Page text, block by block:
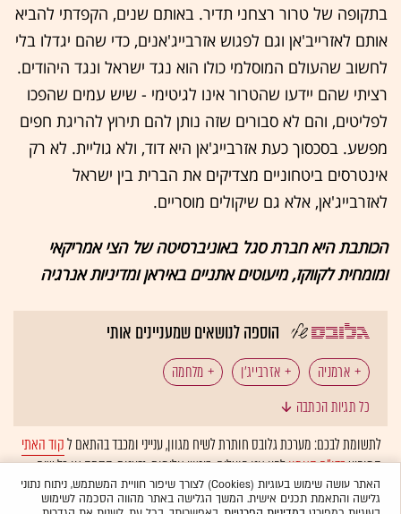
בתקופה של טרור רצחני תדיר. באותם שנים, הקפדתי להביא
אותם לאזרייב'אן וגם לפגוש אזרבייג'אנים, כדי שהם יגדלו בלי
לחשוב שהעולם המוסלמי כולו הוא נגד ישראל ונגד היהודים.
רציתי שהם יידעו שהטרור אינו לגיטימי - שיש עמים שהפכו
לפליטים, והם לא סבורים שזה נותן להם תירוץ להריגת חפים
מפשע. בסכסוך כעת אזרבייג'אן היא דוד, ולא גוליית. לא רק
אינטרסים ביטחוניים מצדיקים את הברית בין ישראל
לאזרבייג'אן, אלא גם שיקולים מוסריים.
הכותבת היא חברת סגל באוניברסיטה של הצי אמריקאי
ומומחית לקווקז, מיעוטים אתניים באיראן ומדיניות אנרגיה
הוספה לנושאים שמעניינים אותי
ארמניה אזרבייג'ן
מלחמה
כל תגיות הכתבה
לתשומת לבכם: מערכת גלובס חותרת לשיח מגוון, ענייני ומכבד בהתאם לקוד האתי
המופיעבדו"ח האמוןלפיו אנו פועלים. ביטויי אלימות, גזענות, הסתה או כל שיח
בלתי הולם אחר מסוננים בצורהאוטומטיתולא יפורסמו באתר.
האתר עושה שימוש בעוגיות (Cookies) לצורך שיפור חוויית המשתמש, ניתוח נתוני
גלישה והתאמת תכנים אישית. המשך הגלישה באתר מהווה הסכמה לשימוש